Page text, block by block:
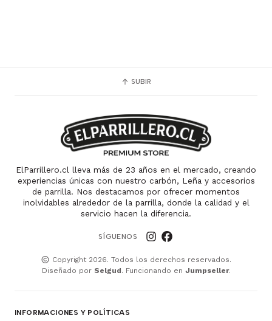
SUBIR
ElParrillero.cl lleva más de 23 años en el mercado, creando
experiencias únicas con nuestro carbón, Leña y accesorios
de parrilla. Nos destacamos por ofrecer momentos
inolvidables alrededor de la parrilla, donde la calidad y el
servicio hacen la diferencia.
SÍGUENOS
Copyright 2026. Todos los derechos reservados.
Diseñado por Selgud. Funcionando en Jumpseller.
INFORMACIONES Y POLÍTICAS